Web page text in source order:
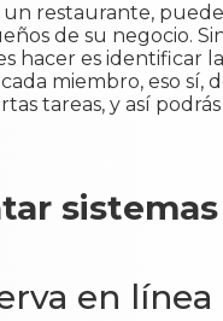
restaurante,
de su negocio.
hacer es identificar
miembro, eso
tareas, y así
en línea